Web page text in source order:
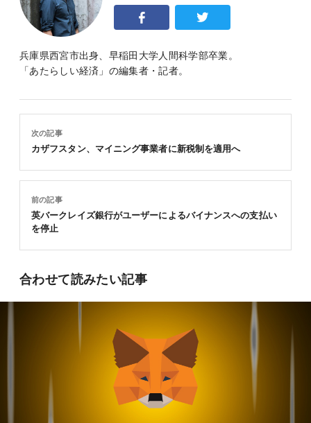
兵庫県西宮市出身、早稲田大学人間科学部卒業。
「あたらしい経済」の編集者・記者。
前の記事
英バークレイズ銀行がユーザーによるバイナンスへの支払い
を停止
次の記事
カザフスタン、マイニング事業者に新税制を適用へ
合わせて読みたい記事